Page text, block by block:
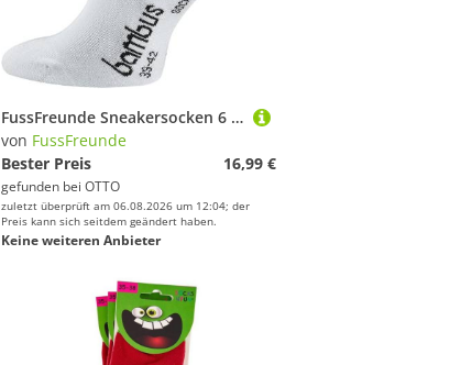
FussFreunde Sneakersocken 6 Paar Bambus Sneakersocken weiche Sneaker Socken atmungsaktiv (6 Paar) Spitze und Ferse verstärkt, handgekettelt
von FussFreunde
Bester Preis
16,99 €
gefunden bei OTTO
zuletzt überprüft am 06.08.2026 um 12:04; der
Preis kann sich seitdem geändert haben.
Keine weiteren Anbieter